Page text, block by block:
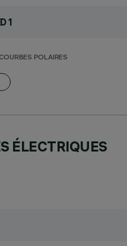
1
POLAIRES
ÉLECTRIQUES